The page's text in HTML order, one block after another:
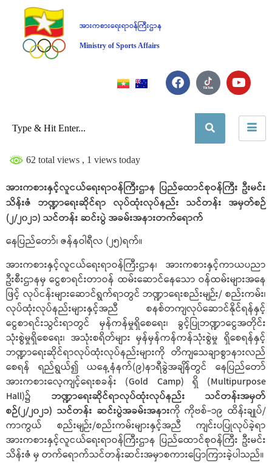
အားကစားရေးရာဝန်ကြီးဌာန
Ministry of Sports Affairs
62 total views , 1 views today
အားကစားနှင့်လူငယ်ရေးရာဝန်ကြီးဌာန ပြည်ထောင်စုဝန်ကြီး ဦးမင်း
သိန်းဇံ ဘဏ္ဍာရေးဆိုင်ရာ လုပ်ထုံးလုပ်နည်း သင်တန်း အမှတ်စဉ်
(၂/၂၀၂၁) သင်တန်း ဆင်းပွဲ အခမ်းအနားတက်ရောက်
နေပြည်တော်၊ ဇန်နဝါရီလ (၂၅)ရက်။
အားကစားနှင့်လူငယ်ရေးရာဝန်ကြီးဌာန၊ အားကစားနှင့်ကာယပညာ
ဦးစီးဌာနမှ ငွေစာရင်းတာဝန် ထမ်းဆောင်နေသော ဝန်ထမ်းများအနေ
ဖြင့် လုပ်ငန်းများဆောင်ရွက်ရာတွင် ဘဏ္ဍာရေးစည်းမျဉ်း/ စည်းကမ်း၊
လုပ်ထုံးလုပ်နည်းများနှင့်အညီ စနစ်တကျလုပ်ဆောင်နိုင်ရန်နှင့်
ငွေစာရင်းသွင်းရာတွင် မှန်ကန်မှုရှိစေရေး၊ ခွင့်ပြုဘဏ္ဍာငွေအတိုင်း
သုံးစွဲမှုရှိစေရေး၊ အသုံးစရိတ်များ မှန်မှန်ကန်ကန်သုံးစွဲမှု ရှိစေရန်နှင့်
ဘဏ္ဍာရေးဆိုင်ရာလုပ်ထုံးလုပ်နည်းများကို တိကျသေချာစွာနားလည်
စေရန် ရည်ရွယ်၍ ယနေ့နံနက်(၉)နာရီခွဲအချိန်တွင် နေပြည်တော်
အားကစားလေ့ကျင့်ရေးစခန်း (Gold Camp) ရှိ (Multipurpose
Hall)၌ ဘဏ္ဍာရေးဆိုင်ရာလုပ်ထုံးလုပ်နည်း သင်တန်းအမှတ်
စဉ်(၂/၂၀၂၁) သင်တန်း ဆင်းပွဲအခမ်းအနားကို ကိုဗစ်-၁၉ ထိန်းချုပ်/
ကာကွယ် စည်းမျဉ်း/စည်းကမ်းများနှင့်အညီ ကျင်းပပြုလုပ်ခဲ့ရာ
အားကစားနှင့်လူငယ်ရေးရာဝန်ကြီးဌာန ပြည်ထောင်စုဝန်ကြီး ဦးမင်း
သိန်းဇံ မှ တက်ရောက်သင်တန်းဆင်းအမှာစကားပြောကြားခဲ့ပါသည်။